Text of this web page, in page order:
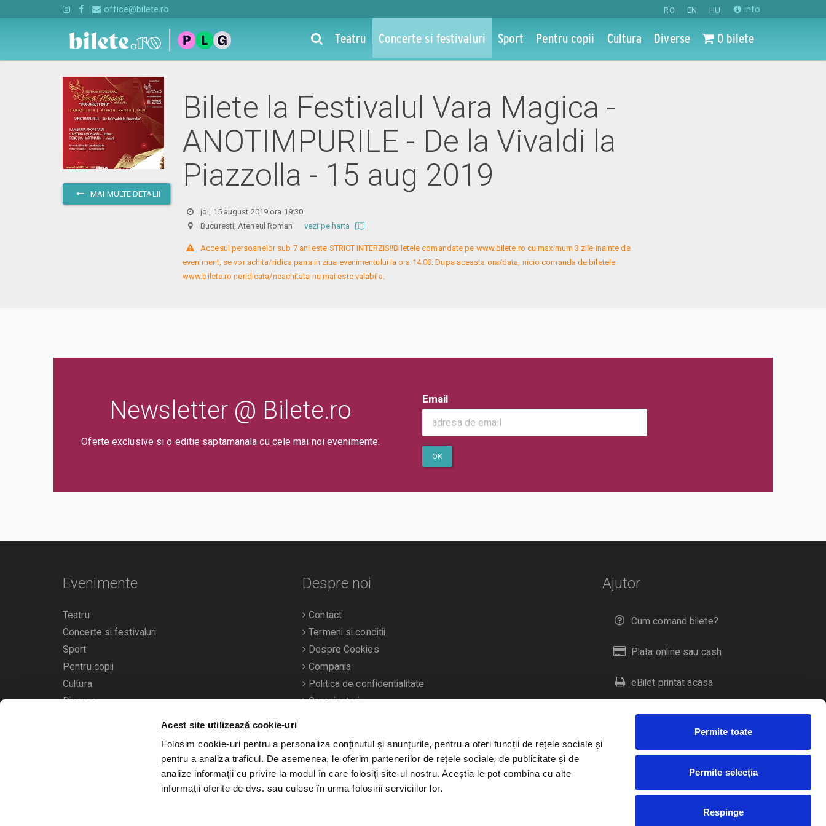
Acest site utilizează cookie-uri
Folosim cookie-uri pentru a personaliza conținutul și anunțurile, pentru a oferi funcții de rețele sociale și
pentru a analiza traficul. De asemenea, le oferim partenerilor de rețele sociale, de publicitate și de
analize informații cu privire la modul în care folosiți site-ul nostru. Aceștia le pot combina cu alte
informații oferite de dvs. sau culese în urma folosirii serviciilor lor.
Permite toate
Permite selecția
Respinge
RO EN HU info
office@bilete.ro
Teatru Concerte si festivaluri Sport Pentru copii Cultura Diverse 0 bilete
MAI MULTE DETALII
Bilete la Festivalul Vara Magica -
ANOTIMPURILE - De la Vivaldi la
Piazzolla - 15 aug 2019
joi, 15 august 2019 ora 19:30
Bucuresti, Ateneul Romanvezi pe harta
Accesul persoanelor sub 7 ani este STRICT INTERZIS!!Biletele comandate pe www.bilete.ro cu maximum 3 zile inainte de
eveniment, se vor achita/ridica pana in ziua evenimentului la ora 14.00. Dupa aceasta ora/data, nicio comanda de biletele
www.bilete.ro neridicata/neachitata nu mai este valabila.
Newsletter @ Bilete.ro
Oferte exclusive si o editie saptamanala cu cele mai noi evenimente.
Email
OK
Ajutor
Cum comand bilete?
Plata online sau cash
eBilet printat acasa
Livrare prin curier
Duplicare bilete
Evenimente
Teatru
Concerte si festivaluri
Sport
Pentru copii
Cultura
Diverse
Calendarul evenimentelor
Despre noi
Contact
Termeni si conditii
Despre Cookies
Compania
Politica de confidentialitate
Organizatori